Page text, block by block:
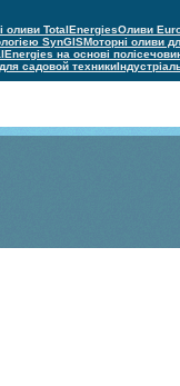
оливи TotalEnergiesОливи
SynGISМоторні оливи
на основі
садовой техники